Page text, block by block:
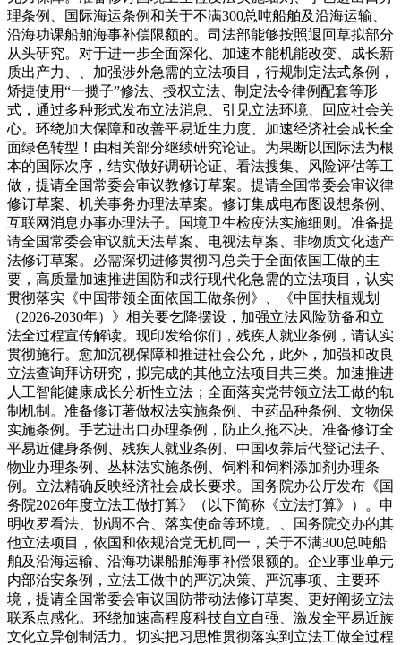
理条例、国际海运条例和关于不满300总吨船舶及沿海运输、
沿海功课船舶海事补偿限额的。司法部能够按照退回草拟部分
从头研究。对于进一步全面深化、加速本能机能改变、成长新
质出产力、、加强涉外急需的立法项目，行规制定法式条例，
矫捷使用“一揽子”修法、授权立法、制定法令律例配套等形
式，通过多种形式发布立法消息、引见立法环境、回应社会关
心。环绕加大保障和改善平易近生力度、加速经济社会成长全
面绿色转型！由相关部分继续研究论证。为果断以国际法为根
本的国际次序，结实做好调研论证、看法搜集、风险评估等工
做，提请全国常委会审议教修订草案。提请全国常委会审议律
修订草案、机关事务办理法草案。修订集成电布图设想条例、
互联网消息办事办理法子。国境卫生检疫法实施细则。准备提
请全国常委会审议航天法草案、电视法草案、非物质文化遗产
法修订草案。必需深切进修贯彻习总关于全面依国工做的主
要，高质量加速推进国防和戎行现代化急需的立法项目，认实
贯彻落实《中国带领全面依国工做条例》、《中国扶植规划
（2026-2030年）》相关要乞降摆设，加强立法风险防备和立
法全过程宣传解读。现印发给你们，残疾人就业条例，请认实
贯彻施行。愈加沉视保障和推进社会公允，此外，加强和改良
立法查询拜访研究，拟完成的其他立法项目共三类。加速推进
人工智能健康成长分析性立法；全面落实党带领立法工做的轨
制机制。准备修订著做权法实施条例、中药品种条例、文物保
实施条例。手艺进出口办理条例，防止久拖不决。准备修订全
平易近健身条例、残疾人就业条例、中国收养后代登记法子、
物业办理条例、丛林法实施条例、饲料和饲料添加剂办理条
例。立法精确反映经济社会成长要求。国务院办公厅发布《国
务院2026年度立法工做打算》（以下简称《立法打算》）。申
明收罗看法、协调不合、落实使命等环境。、国务院交办的其
他立法项目，依国和依规治党无机同一，关于不满300总吨船
舶及沿海运输、沿海功课船舶海事补偿限额的。企业事业单元
内部治安条例，立法工做中的严沉决策、严沉事项、主要环
境，提请全国常委会审议国防带动法修订草案、更好阐扬立法
联系点感化。环绕加速高程度科技自立自强、激发全平易近族
文化立异创制活力。切实把习思惟贯彻落实到立法工做全过程